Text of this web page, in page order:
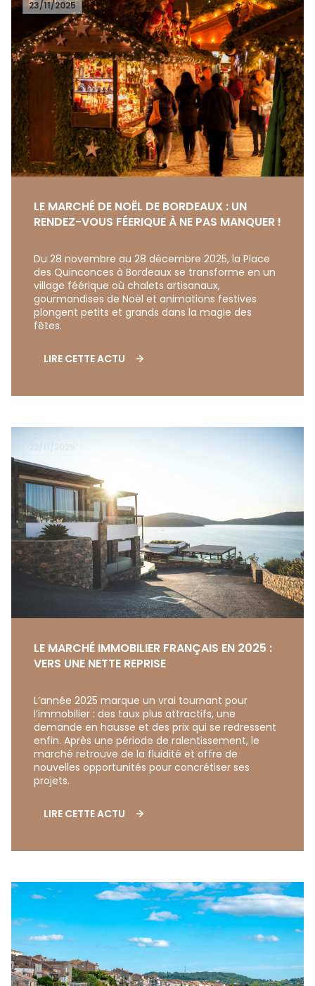
23/11/2025
LE MARCHÉ DE NOËL DE BORDEAUX : UN
RENDEZ-VOUS FÉERIQUE À NE PAS MANQUER !
Du 28 novembre au 28 décembre 2025, la Place
des Quinconces à Bordeaux se transforme en un
village féérique où chalets artisanaux,
gourmandises de Noël et animations festives
plongent petits et grands dans la magie des
fêtes.
LIRE CETTE ACTU
LE MARCHÉ IMMOBILIER FRANÇAIS EN 2025 :
VERS UNE NETTE REPRISE
L’année 2025 marque un vrai tournant pour
l’immobilier : des taux plus attractifs, une
demande en hausse et des prix qui se redressent
enfin. Après une période de ralentissement, le
marché retrouve de la fluidité et offre de
nouvelles opportunités pour concrétiser ses
projets.
LIRE CETTE ACTU
12/09/2025